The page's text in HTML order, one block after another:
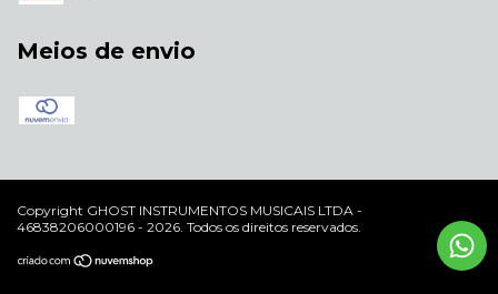
Meios de envio
Copyright GHOST INSTRUMENTOS MUSICAIS LTDA -
46838206000196 - 2026. Todos os direitos reservados.